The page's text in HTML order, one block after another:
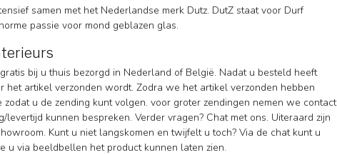
samen met het Nederlandse merk Dutz. DutZ staat voor Durf
passie voor mond geblazen glas.
bij u thuis bezorgd in Nederland of België. Nadat u besteld heeft
het artikel verzonden wordt. Zodra we het artikel verzonden hebben
u de zending kunt volgen. voor groter zendingen nemen we contact
kunnen bespreken. Verder vragen? Chat met ons. Uiteraard zijn
Kunt u niet langskomen en twijfelt u toch? Via de chat kunt u
u via beeldbellen het product kunnen laten zien.